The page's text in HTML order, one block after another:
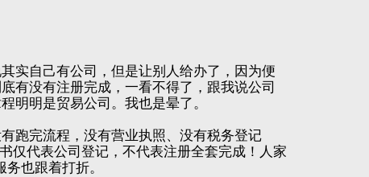
实自己有公司，但是让别人给办了，因为便
有没有注册完成，一看不得了，跟我说公司
明明是贸易公司。我也是晕了。
跑完流程，没有营业执照、没有税务登记
仅代表公司登记，不代表注册全套完成！人家
也跟着打折。